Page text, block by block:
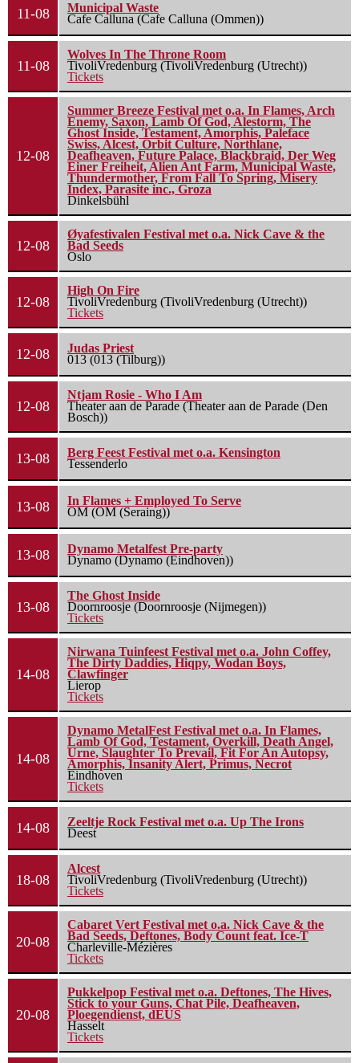
11-08
Municipal Waste
Cafe Calluna (Cafe Calluna (Ommen))
11-08
Wolves In The Throne Room
TivoliVredenburg (TivoliVredenburg (Utrecht))
Tickets
12-08
Summer Breeze Festival met o.a. In Flames, Arch
Enemy, Saxon, Lamb Of God, Alestorm, The
Ghost Inside, Testament, Amorphis, Paleface
Swiss, Alcest, Orbit Culture, Northlane,
Deafheaven, Future Palace, Blackbraid, Der Weg
Einer Freiheit, Alien Ant Farm, Municipal Waste,
Thundermother, From Fall To Spring, Misery
Index, Parasite inc., Groza
Dinkelsbühl
12-08
Øyafestivalen Festival met o.a. Nick Cave & the
Bad Seeds
Oslo
12-08
High On Fire
TivoliVredenburg (TivoliVredenburg (Utrecht))
Tickets
12-08
Judas Priest
013 (013 (Tilburg))
12-08
Ntjam Rosie - Who I Am
Theater aan de Parade (Theater aan de Parade (Den
Bosch))
13-08
Berg Feest Festival met o.a. Kensington
Tessenderlo
13-08
In Flames + Employed To Serve
OM (OM (Seraing))
13-08
Dynamo Metalfest Pre-party
Dynamo (Dynamo (Eindhoven))
13-08
The Ghost Inside
Doornroosje (Doornroosje (Nijmegen))
Tickets
14-08
Nirwana Tuinfeest Festival met o.a. John Coffey,
The Dirty Daddies, Hiqpy, Wodan Boys,
Clawfinger
Lierop
Tickets
14-08
Dynamo MetalFest Festival met o.a. In Flames,
Lamb Of God, Testament, Overkill, Death Angel,
Urne, Slaughter To Prevail, Fit For An Autopsy,
Amorphis, Insanity Alert, Primus, Necrot
Eindhoven
Tickets
14-08
Zeeltje Rock Festival met o.a. Up The Irons
Deest
18-08
Alcest
TivoliVredenburg (TivoliVredenburg (Utrecht))
Tickets
20-08
Cabaret Vert Festival met o.a. Nick Cave & the
Bad Seeds, Deftones, Body Count feat. Ice-T
Charleville-Mézières
Tickets
20-08
Pukkelpop Festival met o.a. Deftones, The Hives,
Stick to your Guns, Chat Pile, Deafheaven,
Ploegendienst, dEUS
Hasselt
Tickets